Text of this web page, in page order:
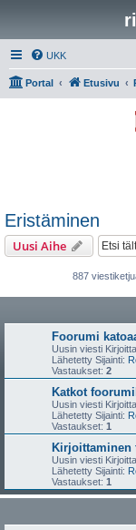
UKK
Portal Etusivu
Eristäminen
Uusi Aihe
887
Foorumi
Uusin viesti
Lähetetty Sijainti:
Vastaukset: 2
Katkot
Uusin viesti
Lähetetty Sijainti:
Vastaukset: 1
Uusin viesti
Lähetetty Sijainti:
Vastaukset: 1